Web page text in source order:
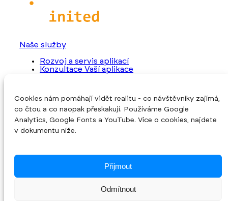
Cookies nám pomáhají vidět realitu - co návštěvníky zajímá,
co čtou a co naopak přeskakují. Používáme Google
Analytics, Google Fonts a YouTube. Více o cookies, najdete
v dokumentu níže.
Přijmout
Odmítnout
Naše služby
Rozvoj a servis aplikací
Konzultace Vaší aplikace
O společnosti
Úvod
O nás
Reference